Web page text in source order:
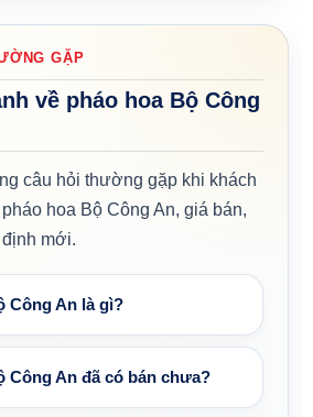
GẶP
về pháo hoa Bộ Công
câu hỏi thường gặp khi khách
hoa Bộ Công An, giá bán,
mới.
Công An là gì?
Công An đã có bán chưa?